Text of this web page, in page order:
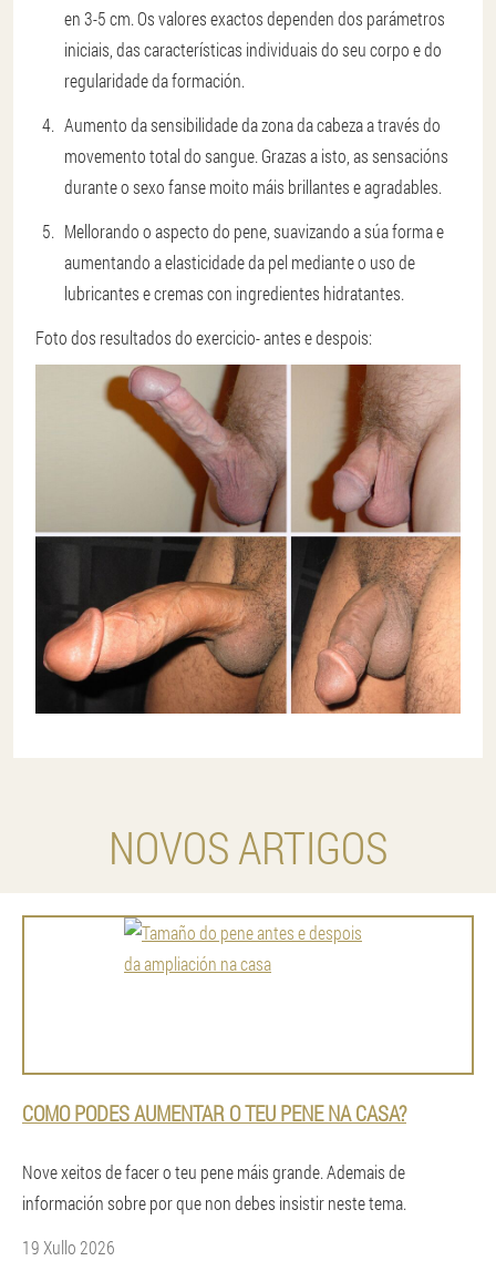
en 3-5 cm. Os valores exactos dependen dos parámetros
iniciais, das características individuais do seu corpo e do
regularidade da formación.
Aumento da sensibilidade da zona da cabeza a través do
movemento total do sangue. Grazas a isto, as sensacións
durante o sexo fanse moito máis brillantes e agradables.
Mellorando o aspecto do pene, suavizando a súa forma e
aumentando a elasticidade da pel mediante o uso de
lubricantes e cremas con ingredientes hidratantes.
Foto dos resultados do exercicio- antes e despois:
NOVOS ARTIGOS
COMO PODES AUMENTAR O TEU PENE NA CASA?
Nove xeitos de facer o teu pene máis grande. Ademais de
información sobre por que non debes insistir neste tema.
19 Xullo 2026